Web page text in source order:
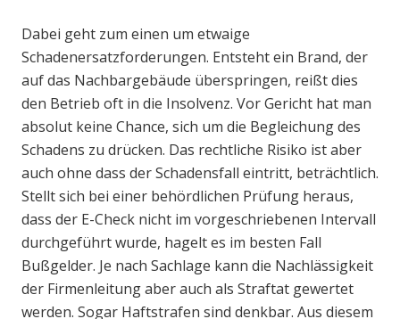
Dabei geht zum einen um etwaige
Schadenersatzforderungen. Entsteht ein Brand, der
auf das Nachbargebäude überspringen, reißt dies
den Betrieb oft in die Insolvenz. Vor Gericht hat man
absolut keine Chance, sich um die Begleichung des
Schadens zu drücken. Das rechtliche Risiko ist aber
auch ohne dass der Schadensfall eintritt, beträchtlich.
Stellt sich bei einer behördlichen Prüfung heraus,
dass der E-Check nicht im vorgeschriebenen Intervall
durchgeführt wurde, hagelt es im besten Fall
Bußgelder. Je nach Sachlage kann die Nachlässigkeit
der Firmenleitung aber auch als Straftat gewertet
werden. Sogar Haftstrafen sind denkbar. Aus diesem